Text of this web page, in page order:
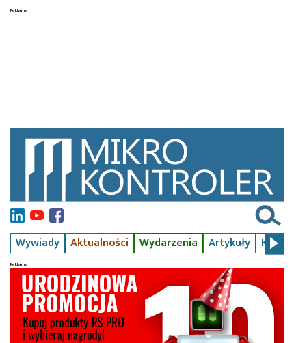
Wywiady Aktualności Wydarzenia Artykuły Kursy